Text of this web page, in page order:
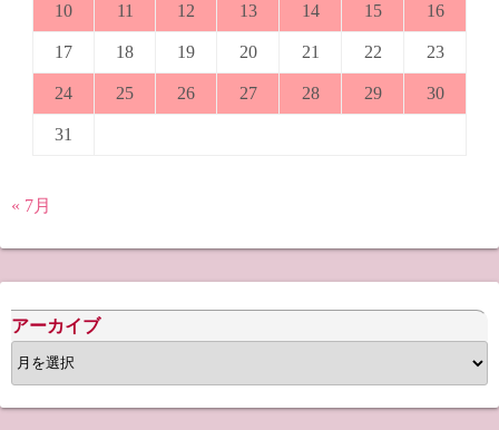
10 11 12 13 14 15 16
17 18 19 20 21 22 23
24 25 26 27 28 29 30
31
« 7月
アーカイブ
ア
ー
カ